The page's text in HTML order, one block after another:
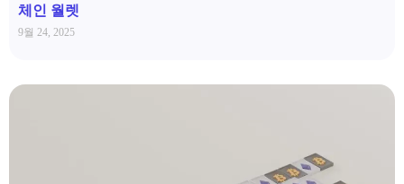
체인 월렛
9월 24, 2025